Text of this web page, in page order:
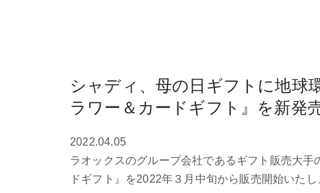
シャディ、母の日ギフトに地球
ラワー＆カードギフト』を新発
2022.04.05
ラオックスのグループ会社であるギフト販売大
ドギフト』を2022年３月中旬から販売開始いたし